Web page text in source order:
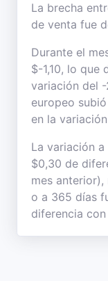
La brecha
de venta fue
Durante el
$-1,10, lo que
variación del
europeo
en la
La variación
$0,30 de
mes anterior),
o a 365 días
diferencia